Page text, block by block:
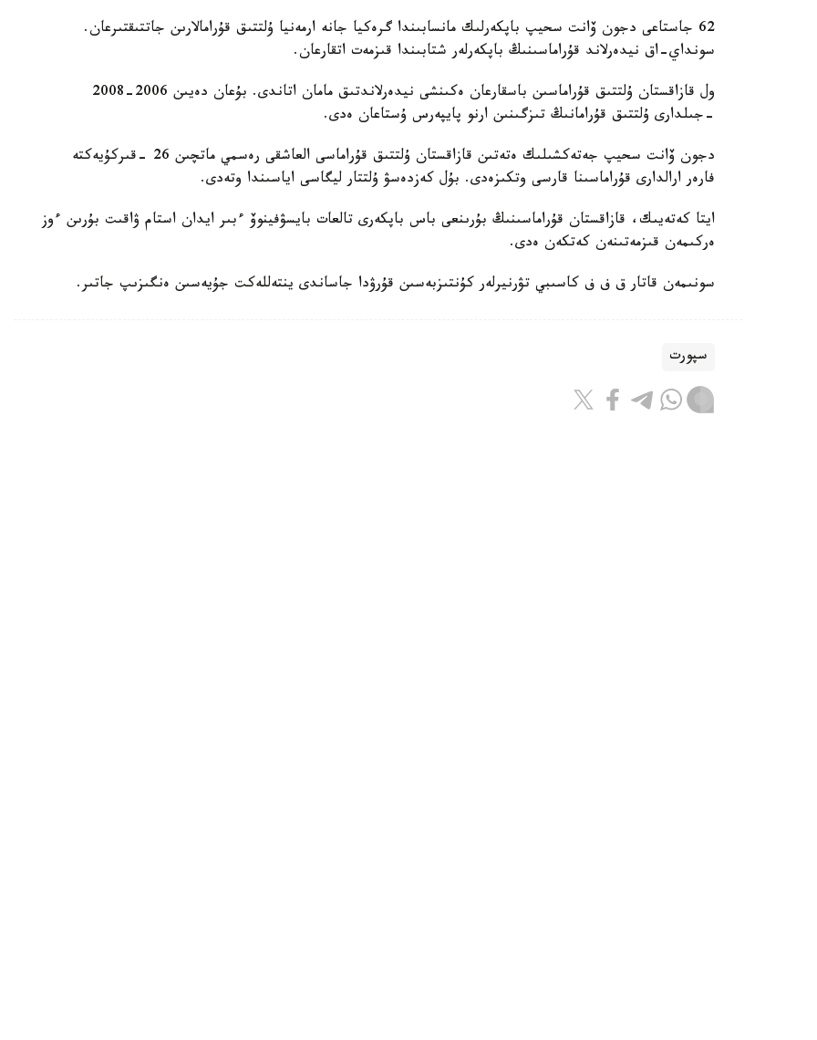
62 جاستاعى دجون ۆانت سحيپ باپكەرلىك مانسابىندا گرەكيا جانە ارمەنيا ۇلتتىق قۇرامالارىن جاتتىقتىرعان.
سونداي-اق نيدەرلاند قۇراماسىنىڭ باپكەرلەر شتابىندا قىزمەت اتقارعان.
ول قازاقستان ۇلتتىق قۇراماسىن باسقارعان ەكىنشى نيدەرلاندتىق مامان اتاندى. بۇعان دەيىن 2006-2008
-جىلدارى ۇلتتىق قۇرامانىڭ تىزگىنىن ارنو پايپەرس ۇستاعان ەدى.
دجون ۆانت سحيپ جەتەكشىلىك ەتەتىن قازاقستان ۇلتتىق قۇراماسى العاشقى رەسمي ماتچىن 26 -قىركۇيەكتە
فارەر ارالدارى قۇراماسىنا قارسى وتكىزەدى. بۇل كەزدەسۋ ۇلتتار ليگاسى اياسىندا وتەدى.
ايتا كەتەيىك، قازاقستان قۇراماسىنىڭ بۇرىنعى باس باپكەرى تالعات بايسۋفينوۆ ءبىر ايدان استام ۋاقىت بۇرىن ءوز
ەركىمەن قىزمەتىنەن كەتكەن ەدى.
سونىمەن قاتار ق ف ف كاسىبي تۋرنيرلەر كۇنتىزبەسىن قۇرۋدا جاساندى ينتەللەكت جۇيەسىن ەنگىزىپ جاتىر.
سپورت